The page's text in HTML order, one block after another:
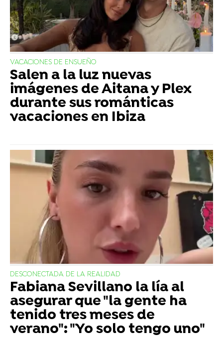
VACACIONES DE ENSUEÑO
Salen a la luz nuevas
imágenes de Aitana y Plex
durante sus románticas
vacaciones en Ibiza
DESCONECTADA DE LA REALIDAD
Fabiana Sevillano la lía al
asegurar que "la gente ha
tenido tres meses de
verano": "Yo solo tengo uno"